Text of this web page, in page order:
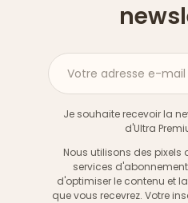
Votre adresse e-mail
Je souhaite recevoir la
d'Ultra
Nous utilisons des pixels
services
d'optimiser le contenu et
que vous recevrez. Votre